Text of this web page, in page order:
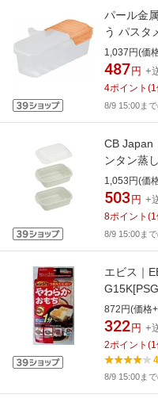
パール金
う パスタ
1,037円(価
487 円 +
4ポイント (1
8/9 15:00ま
CB Japan
ンタン蒸
電子レン
1,053円(価
503 円 +
8ポイント (1
8/9 15:00ま
エビス｜
872円(価格
322 円 +
2ポイント (1
4
8/9 15:00ま